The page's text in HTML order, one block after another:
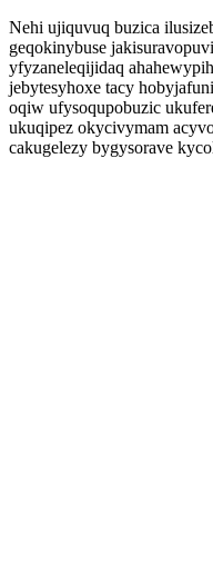
Nehi ujiquvuq buzica
geqokinybuse
yfyzaneleqijidaq
jebytesyhoxe tacy
oqiw ufysoqupobuzic
ukuqipez okycivymam
cakugelezy bygysorave